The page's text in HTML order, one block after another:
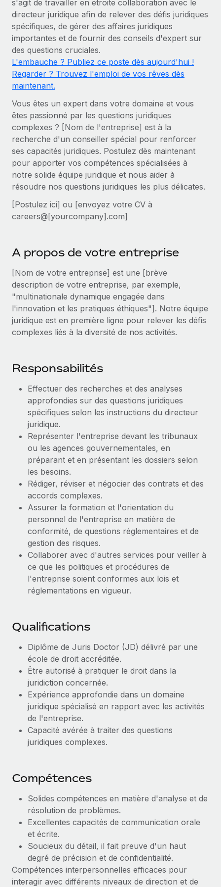
Gestion des freelances
Intégrez et gérez vos freelances partout dans le monde
PEO
Sous-traitez les opérations complexes liées à l’emploi
INFRASTRUCTURE
Intégration Remote
Intégrez vos RH aux flux de travail en toute simplicité
Plateforme
Des fonctions RH clés intégrées pour votre équipe
Connecter Nouveau
Connectez n'importe quel outil d’IA à Remote grâce à
Intégrations
Demandez aux experts
Recevez des conseils d’experts sur les RH à
l’international et la conformité
Contrôles d’antécédents
Simplifiez vos processus de présélection des
Remote Watchtower
matière de conformité
Gestion des appareils
Achetez et suivez vos équipements informatiques
dans le monde entier
Création d’entité
Établissez des entités rapidement et en toute
conformité
Mobilité et déménagement international
Organisez facilement le déménagement de vos
employés
Avantages sociaux
Gérez facilement les avantages sociaux
Comparer Remote
Examinez notre service par rapport aux autres
CROISSANCE
Start-ups
Des solutions agiles et internationales pour les RH et la
paie des entreprises en pleine croissance
Entreprises intermédiaires
Développez vos équipes avec des solutions RH sur
mesure
Entreprise
Les RH à l’international pour les grandes entreprises
TRAVAILLONS ENSEMBLE
Partenaires stratégiques de la tech
Devenir partenaire
Explorez avec nous vos opportunités de partenariat
Remote Build
Bientôt disponible
Conseil en intégrations et automatisations assistées par
l’IA
ÉTUDES DE CAS
pays
Calculateur de paiement des freelances
Découvrez les devises disponibles et les vitesses de
paiement pour vos freelances internationaux
APPRENDRE AVEC REMOTE
Recherche et guides
Études de cas
Glossaire RH
Checklists et modèles
Descriptions de postes
Webinaires
Centre de ressources
Obtenir de l’aide
Voir toutes les ressources
Paie multipays
Gestion des freelances
Taxes
Explorer le blog
Mises à jour des produits de Remote :
Intégrations Gusto et Xero et Gestion des
freelances Plus
Remote a toujours pour mission d'aider les entreprises de
toute taille à embaucher, gérer et payer...
En savoir plus
répartis dans 19 pays grâce à Remote
croissance mobile internationale, encourage les...
En savoir plus
Nederlands
Français
Deutsch
Español
Italiano
Português (Portugal)
日本語
한국어
中文（简体）
Connexion
s'agit de travailler en étroite collaboration avec le
directeur juridique afin de relever des défis juridiques
spécifiques, de gérer des affaires juridiques
importantes et de fournir des conseils d'expert sur
des questions cruciales.
L'embauche ? Publiez ce poste dès aujourd'hui !
Regarder ? Trouvez l'emploi de vos rêves dès
maintenant.
Vous êtes un expert dans votre domaine et vous
êtes passionné par les questions juridiques
complexes ? [Nom de l'entreprise] est à la
recherche d'un conseiller spécial pour renforcer
ses capacités juridiques. Postulez dès maintenant
pour apporter vos compétences spécialisées à
notre solide équipe juridique et nous aider à
résoudre nos questions juridiques les plus délicates.
[Postulez ici] ou [envoyez votre CV à
careers@[yourcompany].com]
A propos de votre entreprise
[Nom de votre entreprise] est une [brève
description de votre entreprise, par exemple,
"multinationale dynamique engagée dans
l'innovation et les pratiques éthiques"]. Notre équipe
juridique est en première ligne pour relever les défis
complexes liés à la diversité de nos activités.
Responsabilités
Effectuer des recherches et des analyses
approfondies sur des questions juridiques
spécifiques selon les instructions du directeur
juridique.
Représenter l'entreprise devant les tribunaux
ou les agences gouvernementales, en
préparant et en présentant les dossiers selon
les besoins.
Rédiger, réviser et négocier des contrats et des
accords complexes.
Assurer la formation et l'orientation du
personnel de l'entreprise en matière de
conformité, de questions réglementaires et de
gestion des risques.
Collaborer avec d'autres services pour veiller à
ce que les politiques et procédures de
l'entreprise soient conformes aux lois et
réglementations en vigueur.
Qualifications
Diplôme de Juris Doctor (JD) délivré par une
école de droit accréditée.
Être autorisé à pratiquer le droit dans la
juridiction concernée.
Expérience approfondie dans un domaine
juridique spécialisé en rapport avec les activités
de l'entreprise.
Capacité avérée à traiter des questions
juridiques complexes.
Compétences
Solides compétences en matière d'analyse et de
résolution de problèmes.
Excellentes capacités de communication orale
et écrite.
Soucieux du détail, il fait preuve d'un haut
degré de précision et de confidentialité.
Compétences interpersonnelles efficaces pour
interagir avec différents niveaux de direction et de